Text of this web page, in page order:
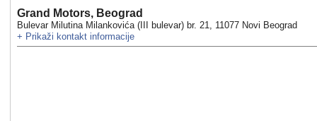
Grand Motors, Beograd
Bulevar Milutina Milankovića (III bulevar) br. 21, 11077 Novi Beograd
+ Prikaži kontakt informacije